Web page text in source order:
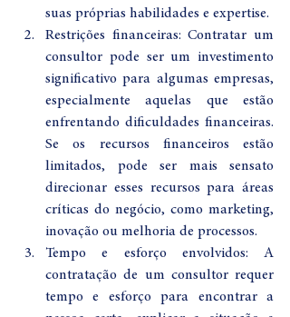
suas próprias habilidades e expertise.
Restrições financeiras: Contratar um
consultor pode ser um investimento
significativo para algumas empresas,
especialmente aquelas que estão
enfrentando dificuldades financeiras.
Se os recursos financeiros estão
limitados, pode ser mais sensato
direcionar esses recursos para áreas
críticas do negócio, como marketing,
inovação ou melhoria de processos.
Tempo e esforço envolvidos: A
contratação de um consultor requer
tempo e esforço para encontrar a